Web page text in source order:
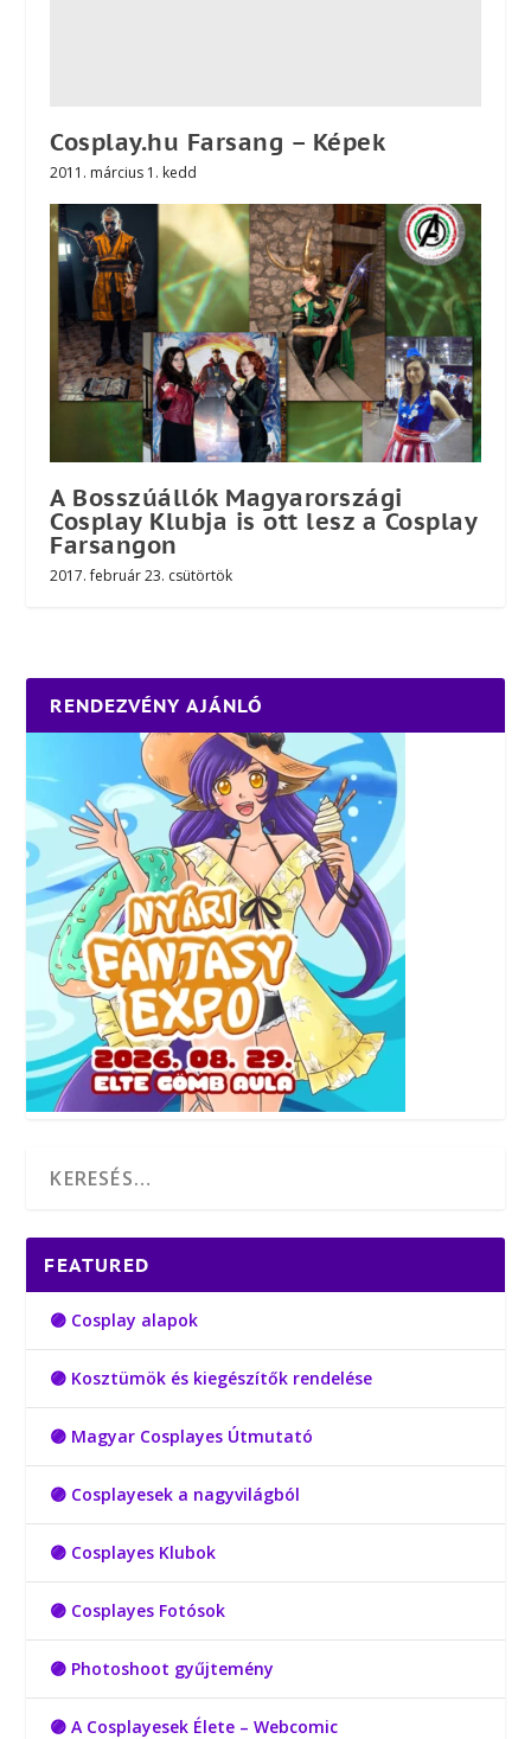
Cosplay.hu Farsang – Képek
2011. március 1. kedd
A Bosszúállók Magyarországi
Cosplay Klubja is ott lesz a Cosplay
Farsangon
2017. február 23. csütörtök
RENDEZVÉNY AJÁNLÓ
FEATURED
🟣 Cosplay alapok
🟣 Kosztümök és kiegészítők rendelése
🟣 Magyar Cosplayes Útmutató
🟣 Cosplayesek a nagyvilágból
🟣 Cosplayes Klubok
🟣 Cosplayes Fotósok
🟣 Photoshoot gyűjtemény
🟣 A Cosplayesek Élete – Webcomic